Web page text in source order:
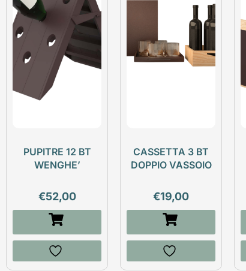
PUPITRE 12 BT
WENGHE’
€52,00
CASSETTA 3 BT
DOPPIO VASSOIO
€19,00